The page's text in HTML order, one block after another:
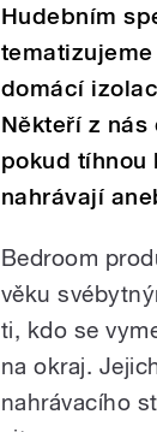
Hudebním
domácí
Někteří z
pokud tíhnou
nahrávají
Bedroom
věku
ti, kdo se
na okraj.
nahrávacího